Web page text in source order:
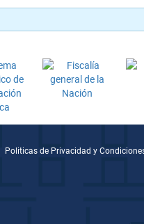
Politicas de Privacidad y